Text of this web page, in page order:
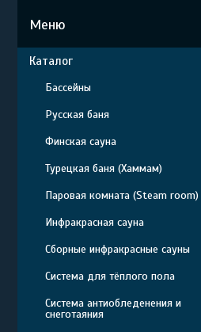
Каталог
Бассейны
Русская баня
Финская сауна
Турецкая баня (Хаммам)
Паровая комната (Steam room)
Инфракрасная сауна
Сборные инфракрасные сауны
Система для тёплого пола
Система антиобледенения и
снеготаяния